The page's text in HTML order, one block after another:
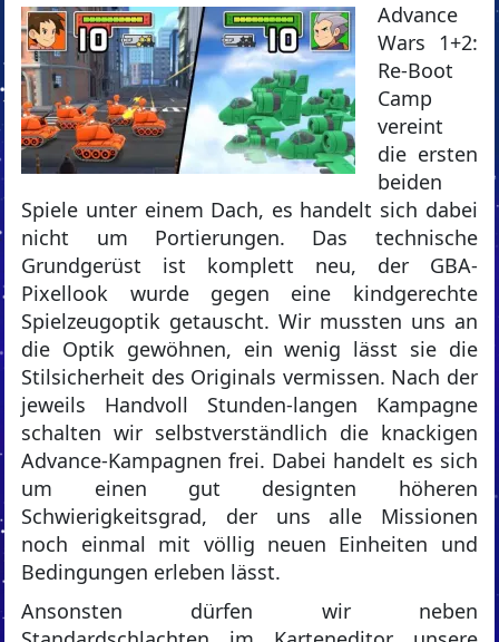
Advance
Wars 1+2:
Re-Boot
Camp
vereint
die ersten
beiden
Spiele unter einem Dach, es handelt sich dabei
nicht um Portierungen. Das technische
Grundgerüst ist komplett neu, der GBA-
Pixellook wurde gegen eine kindgerechte
Spielzeugoptik getauscht. Wir mussten uns an
die Optik gewöhnen, ein wenig lässt sie die
Stilsicherheit des Originals vermissen. Nach der
jeweils Handvoll Stunden-langen Kampagne
schalten wir selbstverständlich die knackigen
Advance-Kampagnen frei. Dabei handelt es sich
um einen gut designten höheren
Schwierigkeitsgrad, der uns alle Missionen
noch einmal mit völlig neuen Einheiten und
Bedingungen erleben lässt.
Ansonsten dürfen wir neben